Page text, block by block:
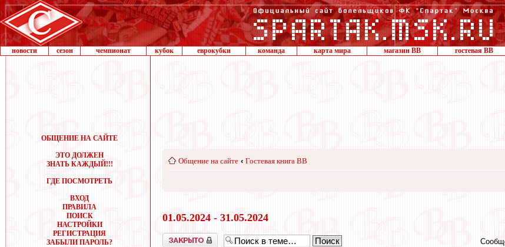
новости сезон чемпионат кубок еврокубки команда карта мира магазин ВВ гостевая ВВ
ОБЩЕНИЕ НА САЙТЕ
ЭТО ДОЛЖЕН
ЗНАТЬ КАЖДЫЙ!!!
ГДЕ ПОСМОТРЕТЬ
ВХОД
ПРАВИЛА
ПОИСК
НАСТРОЙКИ
РЕГИСТРАЦИЯ
ЗАБЫЛИ ПАРОЛЬ?
Общение на сайте ‹ Гостевая книга ВВ
01.05.2024 - 31.05.2024
Закрыто